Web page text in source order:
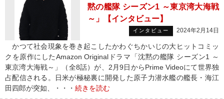
黙の艦隊 シーズン1 ～東京湾大海戦
～」【インタビュー】
インタビュー 2024年2月14日
かつて社会現象を巻き起こしたかわぐちかいじの大ヒットコミッ
クを原作にしたAmazon Originalドラマ「沈黙の艦隊 シーズン1 ～
東京湾大海戦～」（全8話）が、2月9日からPrime Videoにて世界独
占配信される。日米が極秘裏に開発した原子力潜水艦の艦長・海江
田四郎が突如、・・・ 続きを読む